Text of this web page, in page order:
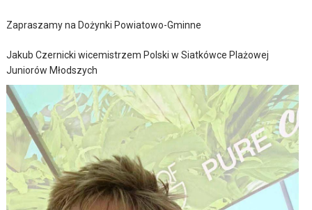
Zapraszamy na Dożynki Powiatowo-Gminne
Jakub Czernicki wicemistrzem Polski w Siatkówce Plażowej
Juniorów Młodszych